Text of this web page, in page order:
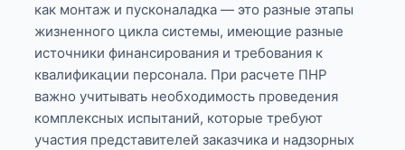
как монтаж и пусконаладка — это разные этапы
жизненного цикла системы, имеющие разные
источники финансирования и требования к
квалификации персонала. При расчете ПНР
важно учитывать необходимость проведения
комплексных испытаний, которые требуют
участия представителей заказчика и надзорных